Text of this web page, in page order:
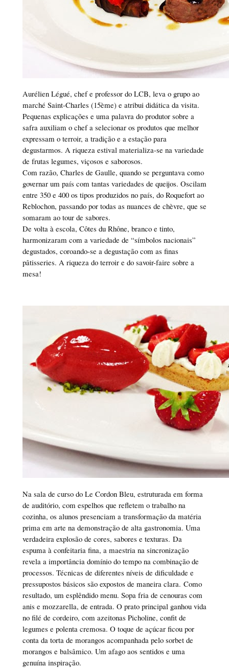
Aurélien Légué, chef e professor do LCB, leva o grupo ao
marché Saint-Charles (15ème) e atribui didática da visita.
Pequenas explicações e uma palavra do produtor sobre a
safra auxiliam o chef a selecionar os produtos que melhor
expressam o terroir, a tradição e a estação para
degustarmos. A riqueza estival materializa-se na variedade
de frutas legumes, viçosos e saborosos.
Com razão, Charles de Gaulle, quando se perguntava como
governar um país com tantas variedades de queijos. Oscilam
entre 350 e 400 os tipos produzidos no país, do Roquefort ao
Reblochon, passando por todas as nuances de chèvre, que se
somaram ao tour de sabores.
De volta à escola, Côtes du Rhône, branco e tinto,
harmonizaram com a variedade de “símbolos nacionais”
degustados, coroando-se a degustação com as finas
pâtisseries. A riqueza do terroir e do savoir-faire sobre a
mesa!
Na sala de curso do Le Cordon Bleu, estruturada em forma
de auditório, com espelhos que refletem o trabalho na
cozinha, os alunos presenciam a transformação da matéria
prima em arte na demonstração de alta gastronomia. Uma
verdadeira explosão de cores, sabores e texturas. Da
espuma à confeitaria fina, a maestria na sincronização
revela a importância domínio do tempo na combinação de
processos. Técnicas de diferentes níveis de dificuldade e
pressupostos básicos são expostos de maneira clara. Como
resultado, um esplêndido menu. Sopa fria de cenouras com
anis e mozzarella, de entrada. O prato principal ganhou vida
no filé de cordeiro, com azeitonas Picholine, confit de
legumes e polenta cremosa. O toque de açúcar ficou por
conta da torta de morangos acompanhada pelo sorbet de
morangos e balsâmico. Um afago aos sentidos e uma
genuína inspiração.